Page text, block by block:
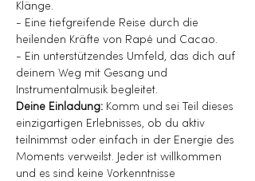
Klänge.
- Eine tiefgreifende Reise durch die
heilenden Kräfte von Rapé und Cacao.
- Ein unterstützendes Umfeld, das dich auf
deinem Weg mit Gesang und
Instrumentalmusik begleitet.
Deine Einladung: Komm und sei Teil dieses
einzigartigen Erlebnisses, ob du aktiv
teilnimmst oder einfach in der Energie des
Moments verweilst. Jeder ist willkommen
und es sind keine Vorkenntnisse